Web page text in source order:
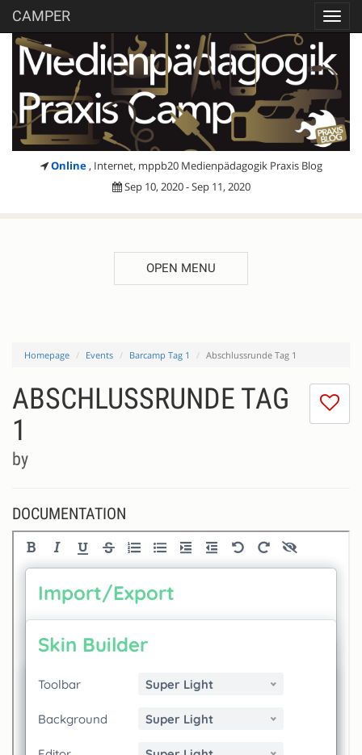
CAMPER
Online , Internet, mppb20 Medienpädagogik Praxis Blog
Sep 10, 2020 - Sep 11, 2020
OPEN MENU
Homepage Events Barcamp Tag 1 Abschlussrunde Tag 1
I
ABSCHLUSSRUNDE TAG
1
by
DOCUMENTATION